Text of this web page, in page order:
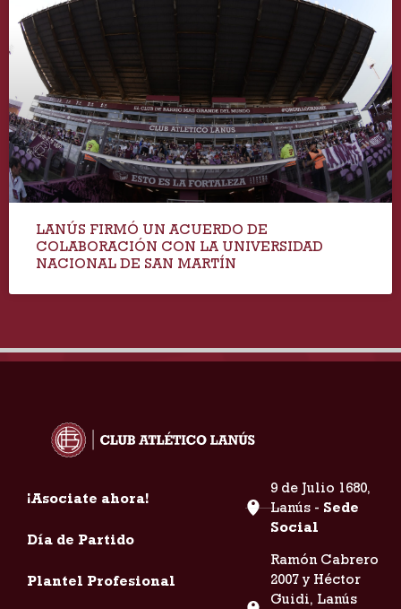
LANÚS FIRMÓ UN ACUERDO DE
COLABORACIÓN CON LA UNIVERSIDAD
NACIONAL DE SAN MARTÍN
¡Asociate ahora!
Día de Partido
Plantel Profesional
9 de Julio 1680,
Lanús - Sede
Social
Ramón Cabrero
2007 y Héctor
Guidi, Lanús